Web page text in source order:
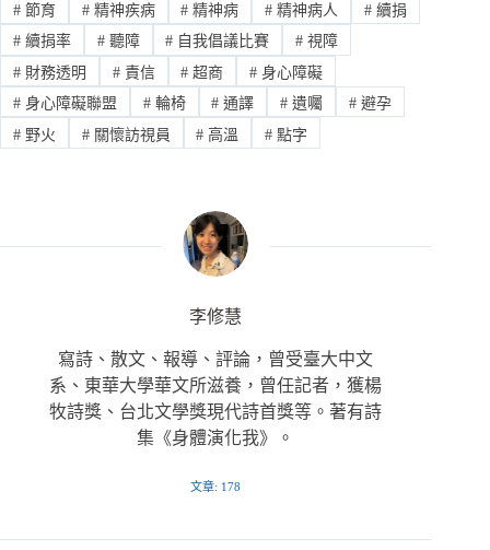
#節育 #精神疾病 # 精神病 # 精神病人 # 續捐
#續捐率 #聽障 # 自我倡議比賽 # 視障
#財務透明 #責信 # 超商 # 身心障礙
#身心障礙聯盟 #輪椅 # 通譯 # 遺囑 # 避孕
#野火 #關懷訪視員 # 高溫 # 點字
李修慧
寫詩、散文、報導、評論，曾受臺大中文
系、東華大學華文所滋養，曾任記者，獲楊
牧詩獎、台北文學獎現代詩首獎等。著有詩
集《身體演化我》。
文章: 178